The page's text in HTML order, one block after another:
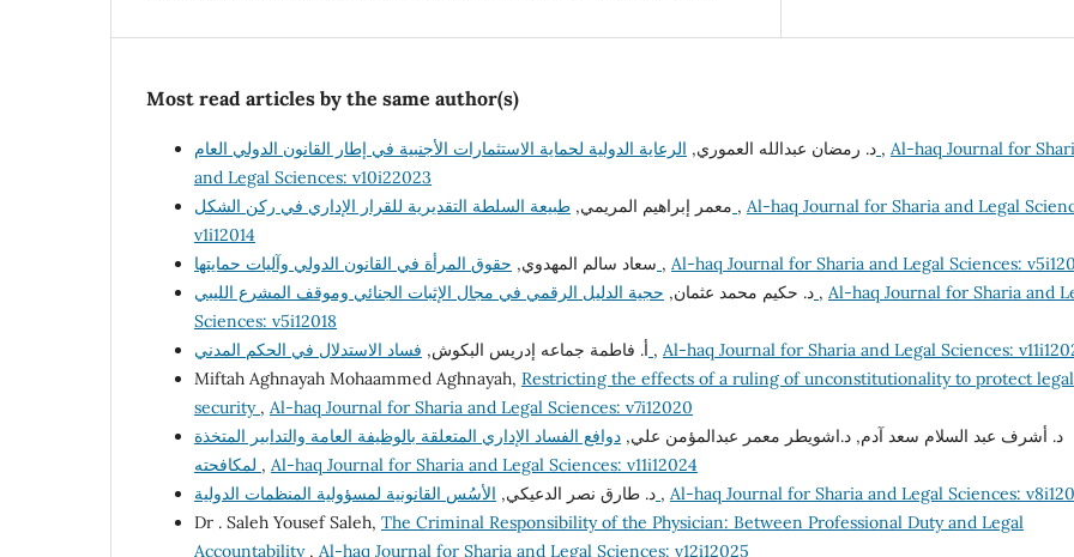
Most read articles by the same author(s)
د. رمضان عبدالله العموري, , Al-haq Journal for
and Legal Sciences: v10i22023
معمر إبراهيم المريمي, , Al-haq Journal for Sharia and Legal
v1i12014
سعاد سالم المهدوي, , Al-haq Journal for Sharia and Legal Sciences:
د. حكيم محمد عثمان, , Al-haq Journal for Sharia and
Sciences: v5i12018
أ. فاطمة جماعه إدريس البكوش, , Al-haq Journal for Sharia and Legal Sciences:
Miftah Aghnayah Mohaammed Aghnayah, Restricting the effects of a ruling of unconstitutionality to protect legal
security , Al-haq Journal for Sharia and Legal Sciences: v7i12020
د. أشرف عبد السلام سعد آدم, د.اشويطر معمر عبدالمؤمن علي, دوافع الفساد الإداري المتعلقة بالوظيفة العامة والتدابير المتخذة
, Al-haq Journal for Sharia and Legal Sciences: v11i12024
د. طارق نصر الدعيكي, , Al-haq Journal for Sharia and Legal Sciences:
Dr . Saleh Yousef Saleh, The Criminal Responsibility of the Physician: Between Professional Duty and Legal
Accountability , Al-haq Journal for Sharia and Legal Sciences: v12i12025